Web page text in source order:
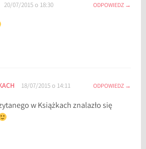
20/07/2015 o 18:30 ODPOWIEDZ
18/07/2015 o 14:11 ODPOWIEDZ
w Książkach znalazło się